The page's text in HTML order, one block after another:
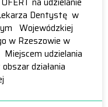
Dentystę w
Wojewódzkiej
w Rzeszowie w
udzielania
działania